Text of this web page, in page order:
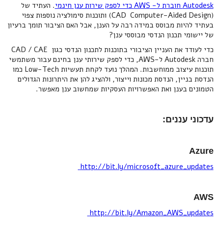
Autodesk חוברת ל- AWS כדי לספק שירות ענן חינמי
. העתיד של
(CAD Computer-Aided Design) ותוכנות סימולציה נוספות צפוי
בעתיד להיות מבוסס במידה רבה על הענן, אבל האם הציבור תומך ברעיון
של יישומי תכנון הנדסי מבוססי ענן?
כדי לעודד את העניין הציבורי בתוכנות לתכנון הנדסי כגון CAD / CAE
חברה Autodesk ל-AWS, כדי לספק שירותי ענן בחינם עבור משתמשי
תוכנות עיצוב ממוחשבות. המהלך נועד לקחת תעשיות Low-Tech כמו
הנדסת בניין, הנדסת מכונות וייצור, ולהציג להן את היתרונות הגדולים
הטמונים בענן ואת האפשרויות העסקיות שמחשוב ענן מאפשר.
עדכוני עננים:
Azure
http://bit.ly/microsoft_azure_updates
AWS
http://bit.ly/Amazon_AWS_updates